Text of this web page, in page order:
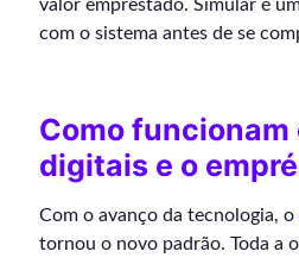
valor emprestado. Simular é
com o sistema antes de se
Como
digitais e o
Com o avanço da tecnologia, o
tornou o novo padrão. Toda a